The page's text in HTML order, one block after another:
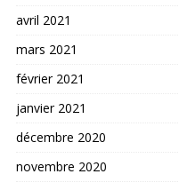
avril 2021
mars 2021
février 2021
janvier 2021
décembre 2020
novembre 2020